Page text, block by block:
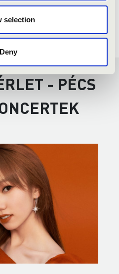
selection
Deny
- PÉCS